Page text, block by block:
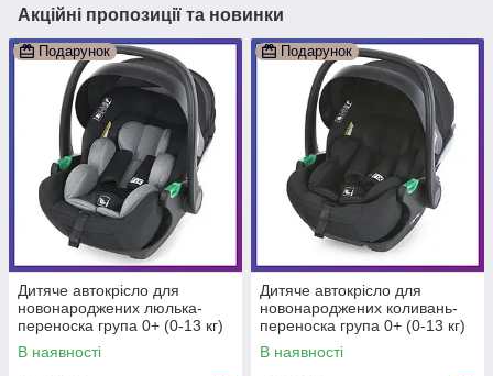
Акційні пропозиції та новинки
Подарунок
Дитяче автокрісло для
новонароджених люлька-
переноска група 0+ (0-13 кг)
El Camino ME 1110 i-FIX Dark
Gray
В наявності
Подарунок
Дитяче автокрісло для
новонароджених коливань-
переноска група 0+ (0-13 кг)
El Camino ME 1110 i-FIX Jet
Black
В наявності